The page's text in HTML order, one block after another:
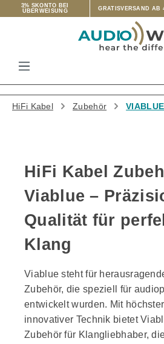
3% SKONTO BEI
ÜBERWEISUNG
GRATISVERSAND AB
HiFi Kabel Zubehör
HiFi Kabel
Viablue –
Qualität für
Klang
Viablue steht für
Zubehör, die speziell für
entwickelt wurden. Mit
innovativer Technik bietet
Zubehör für Klangliebhaber,